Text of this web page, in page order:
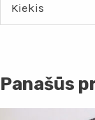
Kiekis
Panašūs